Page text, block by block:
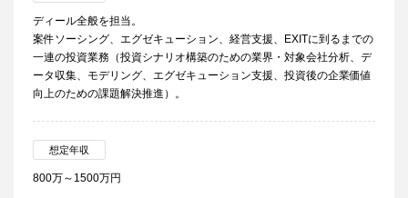
ディール全般を担当。
案件ソーシング、エグゼキューション、経営支援、EXITに到るまでの
一連の投資業務（投資シナリオ構築のための業界・対象会社分析、デ
ータ収集、モデリング、エグゼキューション支援、投資後の企業価値
向上のための課題解決推進）。
想定年収
800万～1500万円